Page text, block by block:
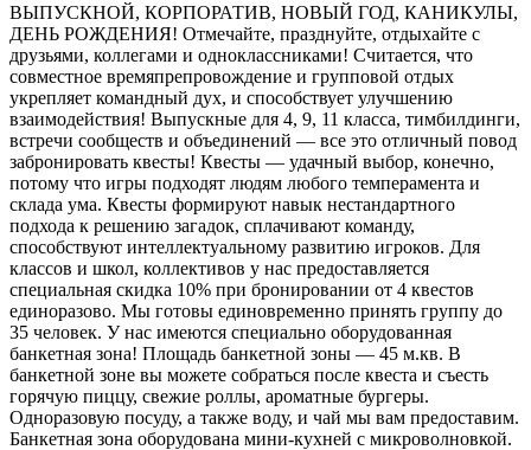
ВЫПУСКНОЙ, КОРПОРАТИВ, НОВЫЙ ГОД, КАНИКУЛЫ,
ДЕНЬ РОЖДЕНИЯ! Отмечайте, празднуйте, отдыхайте с
друзьями, коллегами и одноклассниками! Считается, что
совместное времяпрепровождение и групповой отдых
укрепляет командный дух, и способствует улучшению
взаимодействия! Выпускные для 4, 9, 11 класса, тимбилдинги,
встречи сообществ и объединений — все это отличный повод
забронировать квесты! Квесты — удачный выбор, конечно,
потому что игры подходят людям любого темперамента и
склада ума. Квесты формируют навык нестандартного
подхода к решению загадок, сплачивают команду,
способствуют интеллектуальному развитию игроков. Для
классов и школ, коллективов у нас предоставляется
специальная скидка 10% при бронировании от 4 квестов
единоразово. Мы готовы единовременно принять группу до
35 человек. У нас имеются специально оборудованная
банкетная зона! Площадь банкетной зоны — 45 м.кв. В
банкетной зоне вы можете собраться после квеста и съесть
горячую пиццу, свежие роллы, ароматные бургеры.
Одноразовую посуду, а также воду, и чай мы вам предоставим.
Банкетная зона оборудована мини-кухней с микроволновкой.